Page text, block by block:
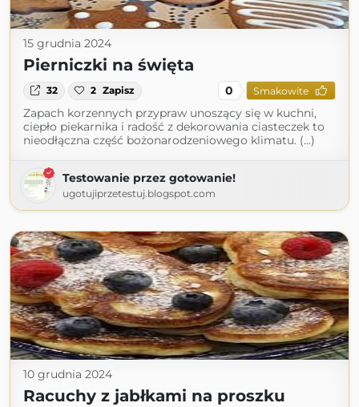
15 grudnia 2024
Pierniczki na święta
32 2 Zapisz 0 Smakowite
Zapach korzennych przypraw unoszący się w kuchni,
ciepło piekarnika i radość z dekorowania ciasteczek to
nieodłączna część bożonarodzeniowego klimatu. (...)
Testowanie przez gotowanie!
ugotujiprzetestuj.blogspot.com
10 grudnia 2024
Racuchy z jabłkami na proszku